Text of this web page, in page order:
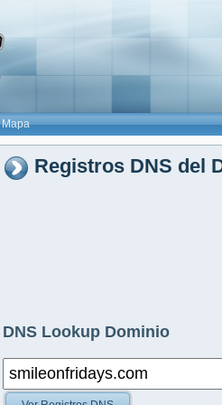
Mapa
Registros DNS del
DNS Lookup Dominio